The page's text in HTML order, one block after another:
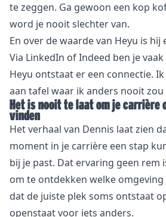
te zeggen. Ga gewoon een kop
word je nooit slechter van.
En over de waarde van Heyu is hij
Via LinkedIn of Indeed ben je
Heyu ontstaat er een connectie.
aan tafel waar ik anders nooit
Het is nooit te laat om je carrière
vinden
Het verhaal van Dennis laat zien
moment in je carrière een stap
bij je past. Dat ervaring geen rem
om te ontdekken welke
dat de juiste plek soms ontstaat
openstaat voor iets anders.